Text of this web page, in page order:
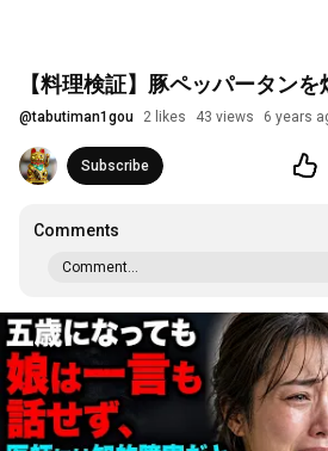
【料理検証】豚ペッパータ
@tabutiman1gou 2 likes 43 views 6 years
Subscribe
Comments
Comment...